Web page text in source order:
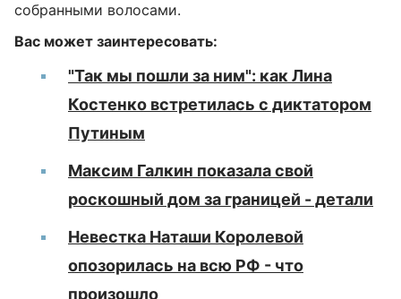
собранными волосами.
Вас может заинтересовать:
"Так мы пошли за ним": как Лина
Костенко встретилась с диктатором
Путиным
Максим Галкин показала свой
роскошный дом за границей - детали
Невестка Наташи Королевой
опозорилась на всю РФ - что
произошло